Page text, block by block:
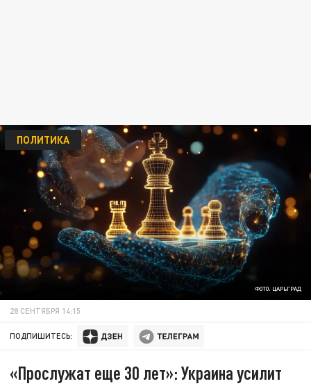
ФОТО: ЦАРЬГРАД
ПОЛИТИКА
28 СЕНТЯБРЯ 14:15
ПОДПИШИТЕСЬ:
«Прослужат еще 30 лет»: Украина усилит